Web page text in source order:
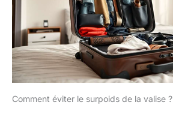
Comment éviter le surpoids de la valise ?